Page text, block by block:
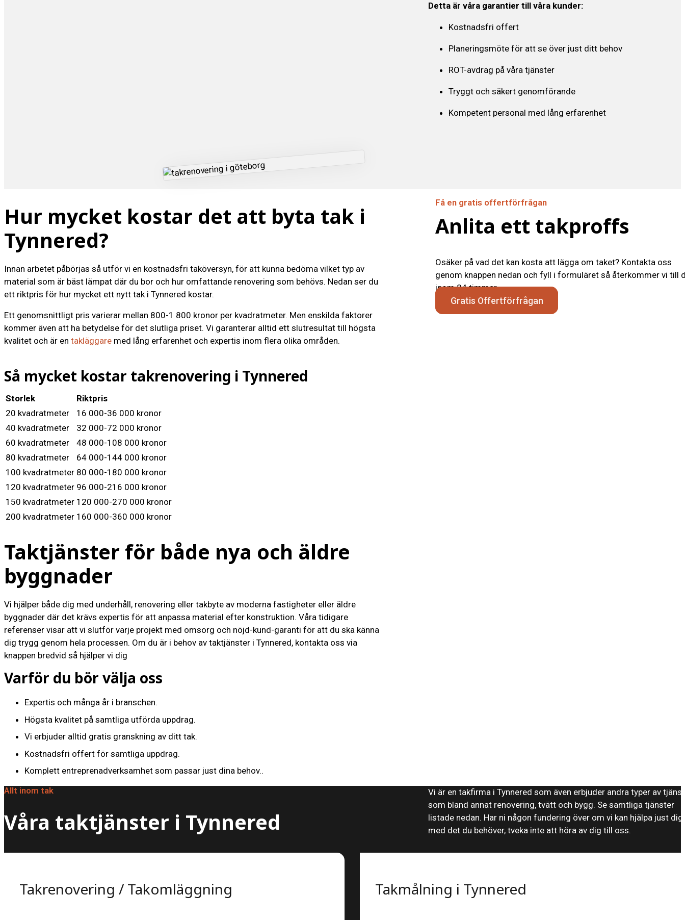
Detta är våra garantier till våra kunder:
Kostnadsfri offert
Planeringsmöte för att se över just ditt behov
ROT-avdrag på våra tjänster
Tryggt och säkert genomförande
Kompetent personal med lång erfarenhet
Hur mycket kostar det att byta tak i
Tynnered?
Innan arbetet påbörjas så utför vi en kostnadsfri taköversyn, för att kunna bedöma vilket typ av
material som är bäst lämpat där du bor och hur omfattande renovering som behövs. Nedan ser du
ett riktpris för hur mycket ett nytt tak i Tynnered kostar.
Ett genomsnittligt pris varierar mellan 800-1 800 kronor per kvadratmeter. Men enskilda faktorer
kommer även att ha betydelse för det slutliga priset. Vi garanterar alltid ett slutresultat till högsta
kvalitet och är en takläggare med lång erfarenhet och expertis inom flera olika områden.
Så mycket kostar takrenovering i Tynnered
Storlek
Riktpris
20 kvadratmeter
16 000-36 000 kronor
40 kvadratmeter
32 000-72 000 kronor
60 kvadratmeter
48 000-108 000 kronor
80 kvadratmeter
64 000-144 000 kronor
100 kvadratmeter 80 000-180 000 kronor
120 kvadratmeter 96 000-216 000 kronor
150 kvadratmeter 120 000-270 000 kronor
200 kvadratmeter 160 000-360 000 kronor
Taktjänster för både nya och äldre
byggnader
Vi hjälper både dig med underhåll, renovering eller takbyte av moderna fastigheter eller äldre
byggnader där det krävs expertis för att anpassa material efter konstruktion. Våra tidigare
referenser visar att vi slutför varje projekt med omsorg och nöjd-kund-garanti för att du ska känna
dig trygg genom hela processen. Om du är i behov av taktjänster i Tynnered, kontakta oss via
knappen bredvid så hjälper vi dig
Varför du bör välja oss
Expertis och många år i branschen.
Högsta kvalitet på samtliga utförda uppdrag.
Vi erbjuder alltid gratis granskning av ditt tak.
Kostnadsfri offert för samtliga uppdrag.
Komplett entreprenadverksamhet som passar just dina behov..
Få en gratis offertförfrågan
Anlita ett takproffs
Osäker på vad det kan kosta att lägga om taket? Kontakta oss
genom knappen nedan och fyll i formuläret så återkommer vi till
inom 24 timmar.
Gratis Offertförfrågan
Allt inom tak
Våra taktjänster i Tynnered
Vi är en takfirma i Tynnered som även erbjuder andra typer av
som bland annat renovering, tvätt och bygg. Se samtliga tjänster
listade nedan. Har ni någon fundering över om vi kan hjälpa just dig
med det du behöver, tveka inte att höra av dig till oss.
Takrenovering / Takomläggning Takmålning i Tynnered